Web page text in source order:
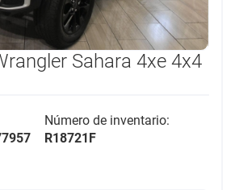
Sahara 4xe 4x4
Número de inventario:
R18721F